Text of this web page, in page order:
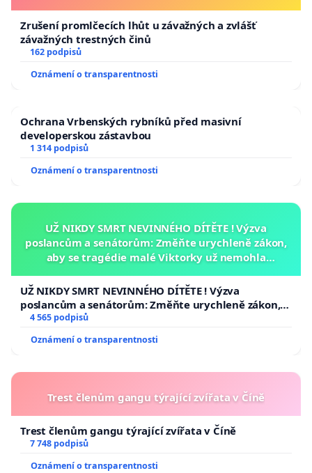
Zrušení promlčecích lhůt u závažných a zvlášť
závažných trestných činů
162 podpisů
Oznámení o transparentnosti
Ochrana Vrbenských rybníků před masivní
developerskou zástavbou
1 314 podpisů
Oznámení o transparentnosti
UŽ NIKDY SMRT NEVINNÉHO DÍTĚTE ! Výzva
poslancům a senátorům: Změňte urychleně zákon,
aby se tragédie malé Viktorky už nemohla
UŽ NIKDY SMRT NEVINNÉHO DÍTĚTE ! Výzva
poslancům a senátorům: Změňte urychleně zákon,
aby se tragédie malé Viktorky už nemohla opakovat!
4 565 podpisů
Oznámení o transparentnosti
Trest členům gangu týrající zvířata v Číně
Trest členům gangu týrající zvířata v Číně
7 748 podpisů
Oznámení o transparentnosti